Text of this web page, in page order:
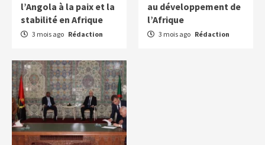
l’Angola à la paix et la
stabilité en Afrique
3 mois ago Rédaction
au développement de
l’Afrique
3 mois ago Rédaction